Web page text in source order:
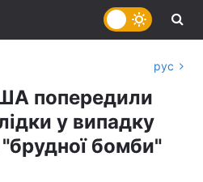
рус
попередили
у випадку
бомби"